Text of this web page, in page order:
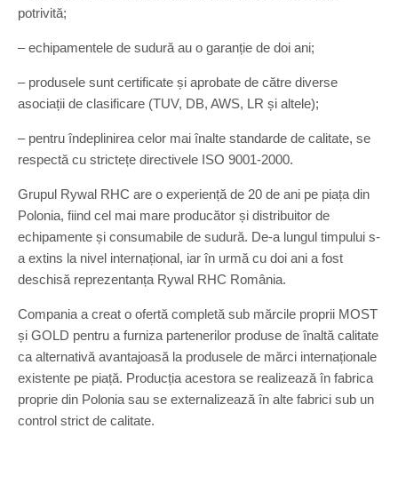
potrivită;
– echipamentele de sudură au o garanție de doi ani;
– produsele sunt certificate și aprobate de către diverse
asociații de clasificare (TUV, DB, AWS, LR și altele);
– pentru îndeplinirea celor mai înalte standarde de calitate, se
respectă cu strictețe directivele ISO 9001-2000.
Grupul Rywal RHC are o experiență de 20 de ani pe piața din
Polonia, fiind cel mai mare producător și distribuitor de
echipamente și consumabile de sudură. De-a lungul timpului s-
a extins la nivel internațional, iar în urmă cu doi ani a fost
deschisă reprezentanța Rywal RHC România.
Compania a creat o ofertă completă sub mărcile proprii MOST
și GOLD pentru a furniza partenerilor produse de înaltă calitate
ca alternativă avantajoasă la produsele de mărci internaționale
existente pe piață. Producția acestora se realizează în fabrica
proprie din Polonia sau se externalizează în alte fabrici sub un
control strict de calitate.